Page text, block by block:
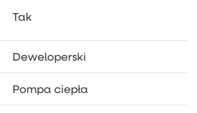
Tak
Deweloperski
Pompa ciepła